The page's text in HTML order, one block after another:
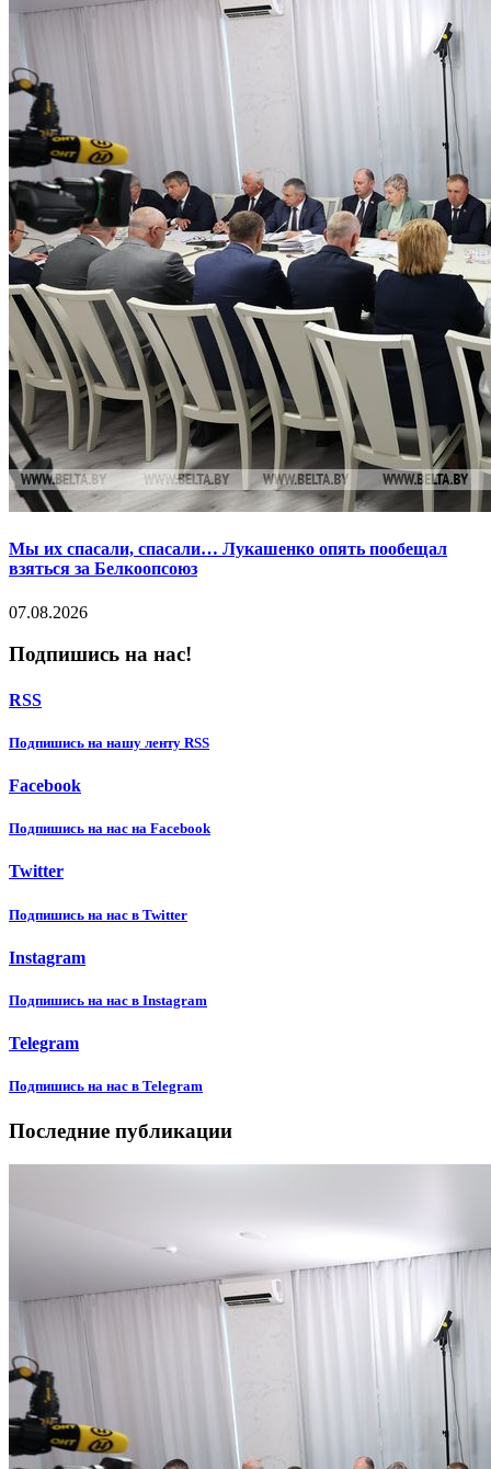
Мы их спасали, спасали… Лукашенко опять пообещал
взяться за Белкоопсоюз
07.08.2026
Подпишись на нас!
RSS
Подпишиcь на нашу ленту RSS
Facebook
Подпишиcь на нас на Facebook
Twitter
Подпишиcь на нас в Twitter
Instagram
Подпишиcь на нас в Instagram
Telegram
Подпишиcь на нас в Telegram
Последние публикации